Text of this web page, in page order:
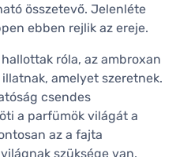
összetevő. Jelenléte
ebben rejlik az ereje.
róla, az ambroxan
amelyet szeretnek.
csendes
a parfümök világát a
az a fajta
szüksége van.